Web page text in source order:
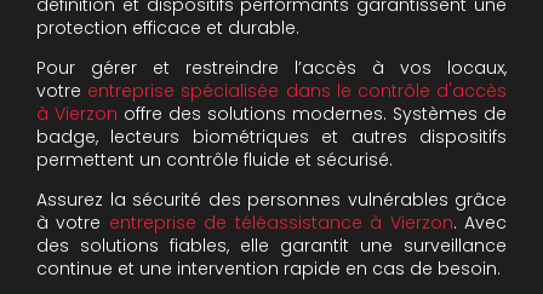
protection efficace et durable.
Pour gérer et restreindre l’accès à vos locaux,
votre entreprise spécialisée dans le contrôle d'accès
à Vierzon offre des solutions modernes. Systèmes de
badge, lecteurs biométriques et autres dispositifs
permettent un contrôle fluide et sécurisé.
Assurez la sécurité des personnes vulnérables grâce
à votre entreprise de téléassistance à Vierzon. Avec
des solutions fiables, elle garantit une surveillance
continue et une intervention rapide en cas de besoin.